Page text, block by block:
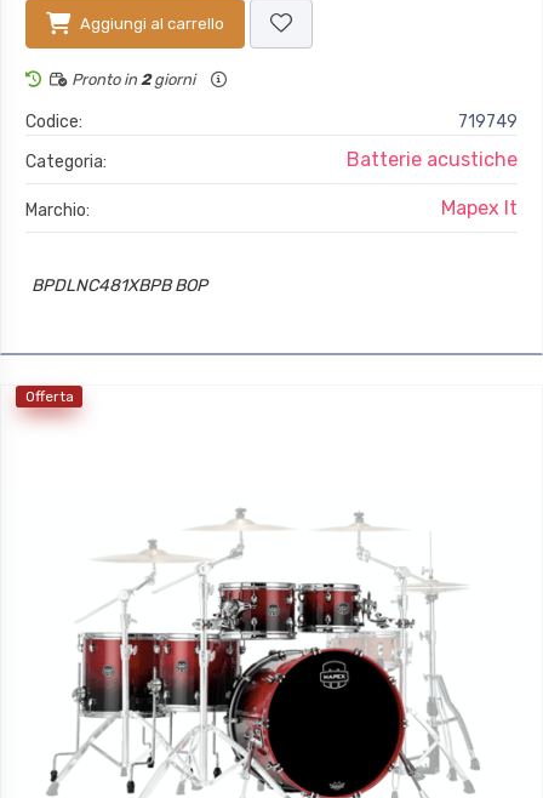
Aggiungi al carrello
Pronto in 2giorni
Codice:
719749
Categoria:
Batterie acustiche
Marchio: Mapex It
BPDLNC481XBPB BOP
Offerta